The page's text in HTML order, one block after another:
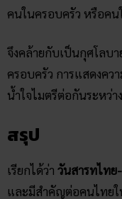
คนในครอบครัว หรือค
จึงคล้ายกับเป็นกุศโลบา
ครอบครัว การแสดงค
น้ำใจไมตรีต่อกันระหว่
สรุป
เรียกได้ว่า วันสารท​ไท
และมีสำคัญต่อคนไทยใ